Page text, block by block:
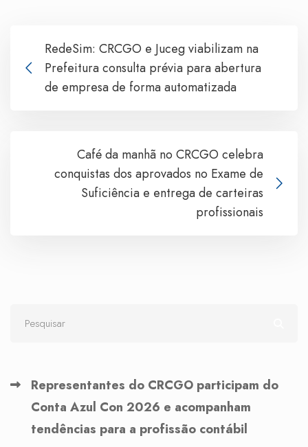
RedeSim: CRCGO e Juceg viabilizam na
Prefeitura consulta prévia para abertura
de empresa de forma automatizada
Café da manhã no CRCGO celebra
conquistas dos aprovados no Exame de
Suficiência e entrega de carteiras
profissionais
Representantes do CRCGO participam do
Conta Azul Con 2026 e acompanham
tendências para a profissão contábil